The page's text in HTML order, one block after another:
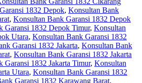
1832 Depok, Konsultan Bank
, Konsultan Bank Garansi 1832 Depok
Garansi 1832 Depok Timur, Konsultan
Utara, Konsultan Bank Garansi 1832
Garansi 1832 Jakarta, Konsultan Bank
, Konsultan Bank Garansi 1832 Jakarta
Garansi 1832 Jakarta Timur, Konsultan
Utara, Konsultan Bank Garansi 1832
Garansi 1832 Karawang Barat,